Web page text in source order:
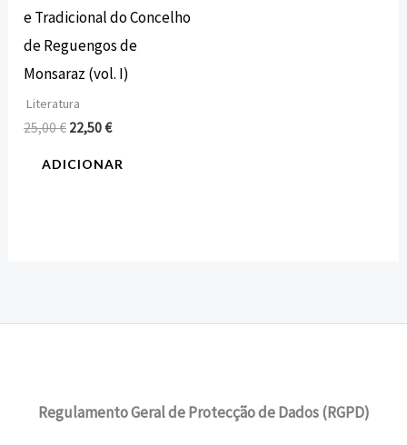
e Tradicional do Concelho
de Reguengos de
Monsaraz (vol. I)
Literatura
25,00€ 22,50€
ADICIONAR
Regulamento Geral de Protecção de Dados (RGPD)